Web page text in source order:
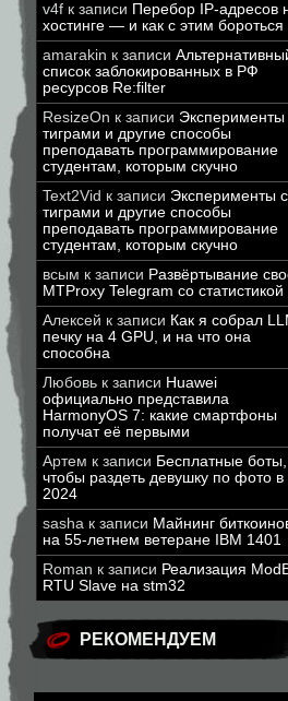
v4f к записи Перебор IP-адресов
хостинге — и как с этим бороться
amarakin к записи
список заблокированных в РФ
ресурсов Re:filter
ResizeOn к записи Эксперименты
тиграми и другие способы
преподавать программирование
студентам, которым скучно
Text2Vid к записи Эксперименты с
тиграми и другие способы
преподавать программирование
студентам, которым скучно
всым к записи Развёртывание
MTProxy Telegram со статистикой
Алексей к записи Как я собрал
печку на 4 GPU, и на что она
способна
Любовь к записи Huawei
официально представила
HarmonyOS 7: какие смартфоны
получат её первыми
Артем к записи Бесплатные боты,
чтобы раздеть девушку по фото в
2024
sasha к записи Майнинг
на 55-летнем ветеране IBM 1401
Roman к записи Реализация
RTU Slave на stm32
РЕКОМЕНДУЕМ